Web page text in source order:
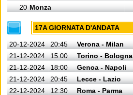
20 Monza
17A GIORNATA D'ANDATA
20-12-2024 20:45
Verona - Milan
21-12-2024
15:00
Torino - Bologna
21-12-2024
18:00
Genoa - Napoli
21-12-2024
20:45
Lecce - Lazio
22-12-2024
12:30
Roma - Parma